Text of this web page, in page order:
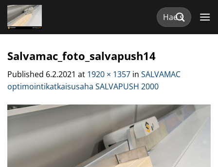
Skip
content
Etsi:
Salvamac_foto_salvapush14
Published 6.2.2021 at 1920 × 1357 in SALVAMAC
optimointikatkaisusaha SALVAPUSH 2000